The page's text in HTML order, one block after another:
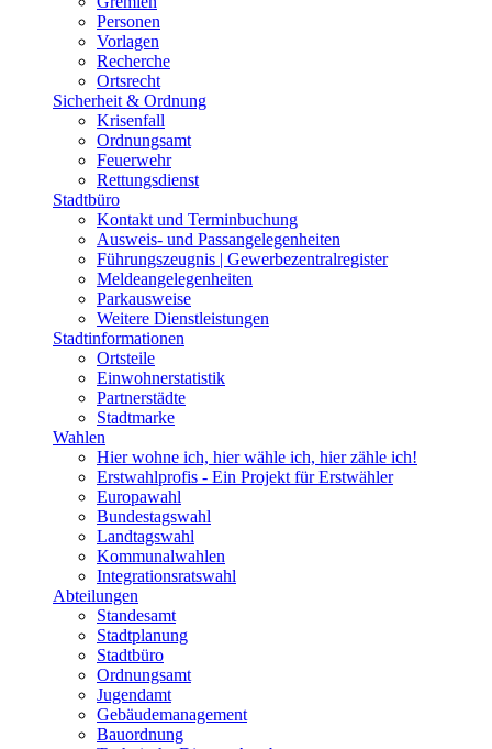
Personen
Vorlagen
Recherche
Ortsrecht
Sicherheit & Ordnung
Krisenfall
Ordnungsamt
Feuerwehr
Rettungsdienst
Stadtbüro
Kontakt und Terminbuchung
Ausweis- und Passangelegenheiten
Führungszeugnis | Gewerbezentralregister
Meldeangelegenheiten
Parkausweise
Weitere Dienstleistungen
Stadtinformationen
Ortsteile
Einwohnerstatistik
Partnerstädte
Stadtmarke
Wahlen
Hier wohne ich, hier wähle ich, hier zähle ich!
Erstwahlprofis - Ein Projekt für Erstwähler
Europawahl
Bundestagswahl
Landtagswahl
Kommunalwahlen
Integrationsratswahl
Abteilungen
Standesamt
Stadtplanung
Stadtbüro
Ordnungsamt
Jugendamt
Gebäudemanagement
Bauordnung